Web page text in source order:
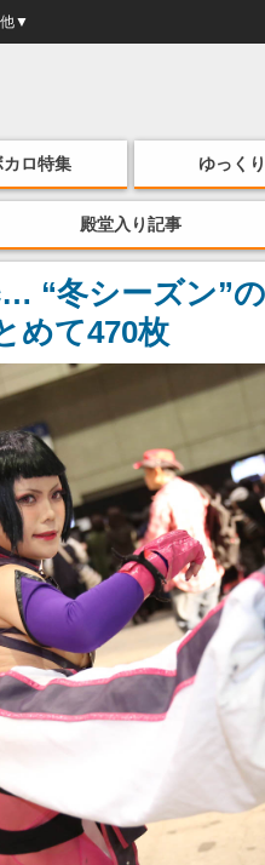
他▼
カロ特集 ゆっくり
殿堂入り記事
“冬シーズン”
めて470枚